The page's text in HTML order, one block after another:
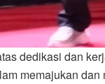
dedikasi dan
memajukan